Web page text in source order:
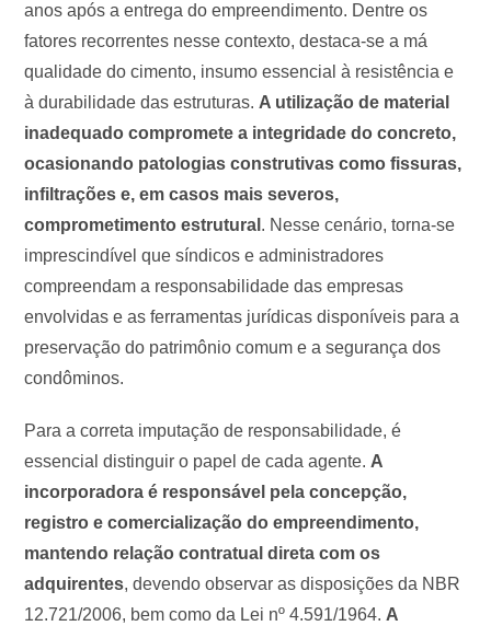
anos após a entrega do empreendimento. Dentre os
fatores recorrentes nesse contexto, destaca-se a má
qualidade do cimento, insumo essencial à resistência e
à durabilidade das estruturas. A utilização de material
inadequado compromete a integridade do concreto,
ocasionando patologias construtivas como fissuras,
infiltrações e, em casos mais severos,
comprometimento estrutural . Nesse cenário, torna-se
imprescindível que síndicos e administradores
compreendam a responsabilidade das empresas
envolvidas e as ferramentas jurídicas disponíveis para a
preservação do patrimônio comum e a segurança dos
condôminos.
Para a correta imputação de responsabilidade, é
essencial distinguir o papel de cada agente. A
incorporadora é responsável pela concepção,
registro e comercialização do empreendimento,
mantendo relação contratual direta com os
adquirentes, devendo observar as disposições da NBR
12.721/2006, bem como da Lei nº 4.591/1964. A